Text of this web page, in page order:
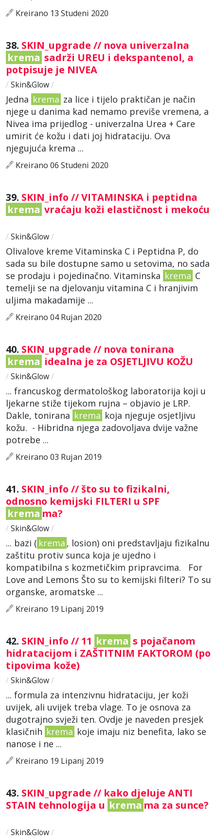
Kreirano 13 Studeni 2020
38. SKIN_upgrade // nova univerzalna
krema sadrži UREU i dekspantenol, a
potpisuje je NIVEA
/ Skin&Glow/
Jedna krema za lice i tijelo praktičan je način
njege u danima kad nemamo previše vremena, a
Nivea ima prijedlog - univerzalna Urea + Care
umirit će kožu i dati joj hidrataciju. Ova
njegujuća krema ...
Kreirano 06 Studeni 2020
39. SKIN_info // VITAMINSKA i peptidna
krema vraćaju koži elastičnost i mekoću
/ Skin&Glow/
Olivalove kreme Vitaminska C i Peptidna P, do
sada su bile dostupne samo u setovima, no sada
se prodaju i pojedinačno. Vitaminska krema C
temelji se na djelovanju vitamina C i hranjivim
uljima makadamije ...
Kreirano 04 Rujan 2020
40. SKIN_upgrade // nova tonirana
krema idealna je za OSJETLJIVU KOŽU
/ Skin&Glow/
... francuskog dermatološkog laboratorija koji u
ljekarne stiže tijekom rujna – objavio je LRP.
Dakle, tonirana krema koja njeguje osjetljivu
kožu. - Hibridna njega zadovoljava dvije važne
potrebe ...
Kreirano 03 Rujan 2019
41. SKIN_info // što su to fizikalni,
odnosno kemijski FILTERI u SPF
krema ma?
/ Skin&Glow/
... bazi ( krema , losion) oni predstavljaju fizikalnu
zaštitu protiv sunca koja je ujedno i
kompatibilna s kozmetičkim pripravcima. For
Love and Lemons Što su to kemijski filteri? To su
organske, aromatske ...
Kreirano 19 Lipanj 2019
42. SKIN_info // 11 krema s pojačanom
hidratacijom i ZAŠTITNIM FAKTOROM (po
tipovima kože)
/ Skin&Glow/
... formula za intenzivnu hidrataciju, jer koži
uvijek, ali uvijek treba vlage. To je osnova za
dugotrajno svježi ten. Ovdje je naveden presjek
klasičnih krema koje imaju niz benefita, lako se
nanose i ne ...
Kreirano 19 Lipanj 2019
43. SKIN_upgrade // kako djeluje ANTI
STAIN tehnologija u krema ma za sunce?
/ Skin&Glow/